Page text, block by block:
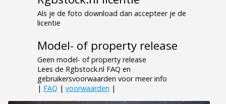
Als je de foto download dan accepteer je de
licentie
Model- of property release
Geen model- of property release
Lees de Rgbstock.nl FAQ en
gebruikersvoorwaarden voor meer info
| FAQ | voorwaarden |